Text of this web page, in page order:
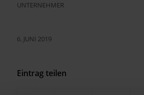
UNTERNEHMER
6. JUNI 2019
Eintrag teilen